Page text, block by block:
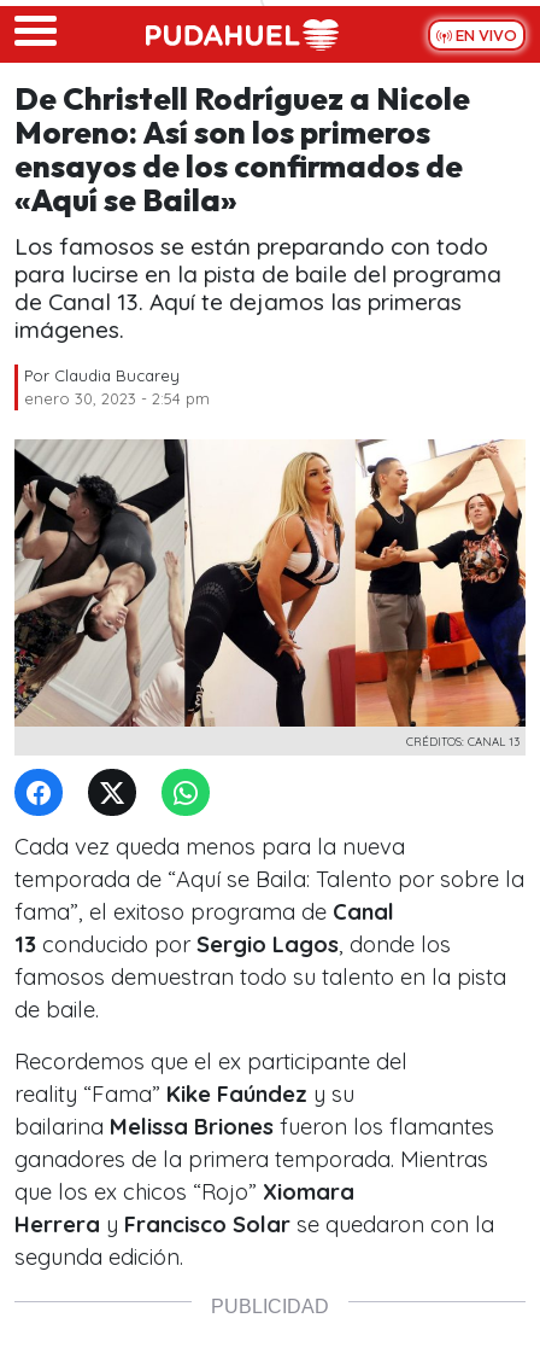
Skip to main content
EN VIVO
De Christell Rodríguez a Nicole
Moreno: Así son los primeros
ensayos de los confirmados de
«Aquí se Baila»
Los famosos se están preparando con todo
para lucirse en la pista de baile del programa
de Canal 13. Aquí te dejamos las primeras
imágenes.
Por Claudia Bucarey
enero 30, 2023 - 2:54 pm
CRÉDITOS: CANAL 13
Cada vez queda menos para la nueva
temporada de “Aquí se Baila: Talento por sobre la
fama”, el exitoso programa de Canal
13 conducido por Sergio Lagos, donde los
famosos demuestran todo su talento en la pista
de baile.
Recordemos que el ex participante del
reality “Fama” Kike Faúndez y su
bailarina Melissa Briones fueron los flamantes
ganadores de la primera temporada. Mientras
que los ex chicos “Rojo” Xiomara
Herrera y Francisco Solar se quedaron con la
segunda edición.